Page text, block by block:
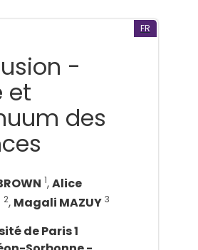
FR
-
et
des
1,Alice
2, Magali MAZUY 3
de Paris 1